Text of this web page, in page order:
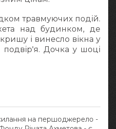
травмуючих подій.
над будинком, де
і винесло вікна у
Дочка у шоці
на першоджерело -